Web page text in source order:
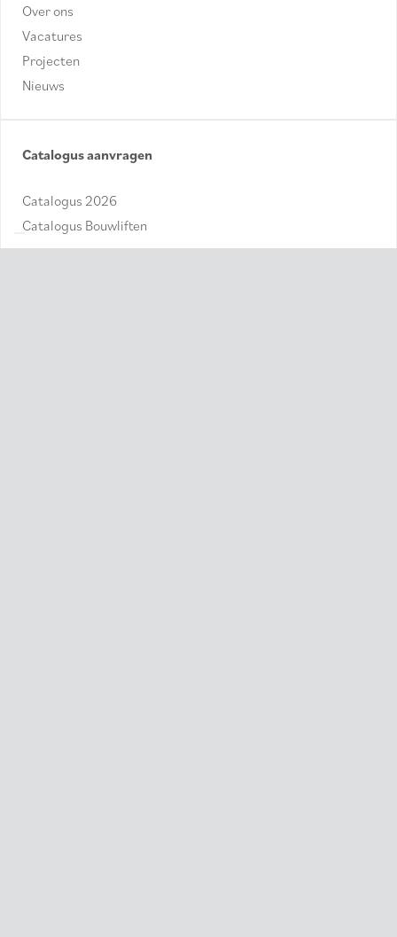
Over ons
Vacatures
Projecten
Nieuws
Catalogus aanvragen
Catalogus 2026
Catalogus Bouwliften